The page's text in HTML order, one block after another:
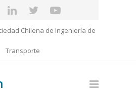
Chilena de Ingeniería de
Transporte